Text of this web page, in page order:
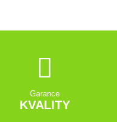
Garance
KVALITY